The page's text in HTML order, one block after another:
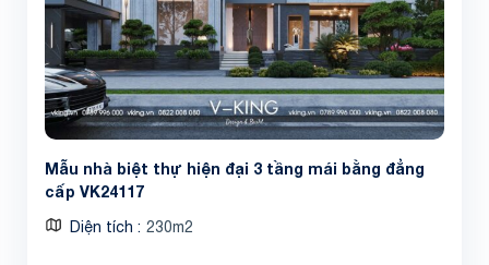
Mẫu nhà biệt thự hiện đại 3 tầng mái bằng đẳng
cấp VK24117
Diện tích 230m2